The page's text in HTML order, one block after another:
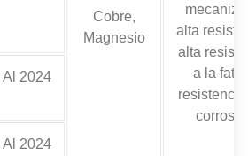
Cobre,
Magnesio
alta
alta
a la
Al 2024
Al 2024